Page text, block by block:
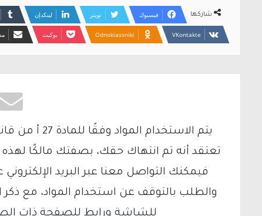
شاركها فيسبوك تويتر لينكدإن
Odnoklassniki بوكيت
تعتقد أنه تم انتهاك حقك، بصفتك مالكًا
والطلب بالتوقف عن استخدام المواد، مع
للشاشة ورابط للصفحة ذات